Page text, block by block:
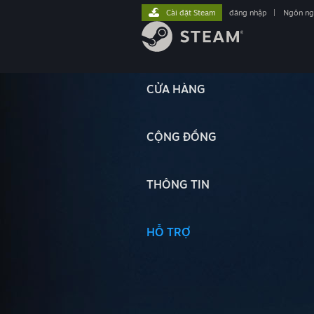
CỬA HÀNG
CỘNG ĐỒNG
THÔNG TIN
HỖ TRỢ
Cài đặt Steam đăng nhập Ngôn